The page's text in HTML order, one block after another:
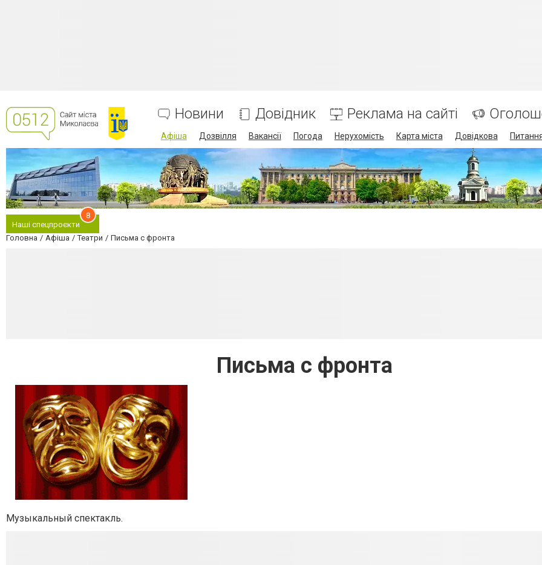
Новини Довідник Реклама на сайті
Афіша Дозвілля Вакансії Погода Нерухомість Карта міста Довідкова
Наші спецпроєкти
8
Головна Афіша Театри Письма с фронта
Письма с фронта
Музыкальный спектакль.